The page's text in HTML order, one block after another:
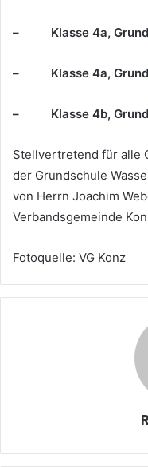
– Klasse 4a,
– Klasse 4a,
– Klasse 4b,
Stellvertretend für alle
der Grundschule
von Herrn Joachim
Verbandsgemeinde
Fotoquelle: VG Konz